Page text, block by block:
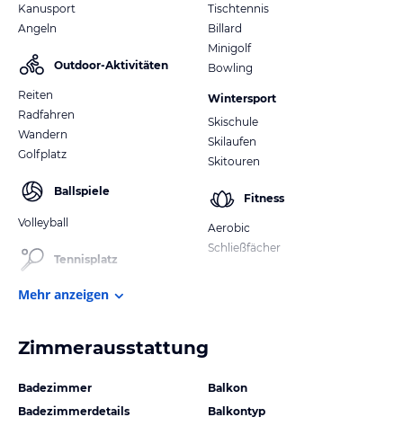
Kanusport
Angeln
Outdoor-Aktivitäten
Reiten
Radfahren
Wandern
Golfplatz
Ballspiele
Volleyball
Tennisplatz
Tischtennis
Billard
Minigolf
Bowling
Wintersport
Skischule
Skilaufen
Skitouren
Fitness
Aerobic
Schließfächer
Mehr anzeigen
Zimmerausstattung
Badezimmer
Badezimmerdetails
Balkon
Balkontyp